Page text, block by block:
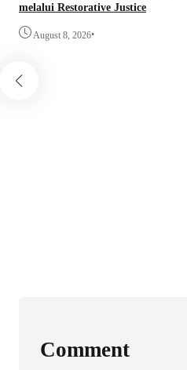
melalui Restorative Justice
August 8, 2026•
Comment